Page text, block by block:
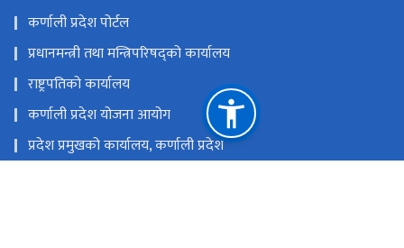
कर्णाली प्रदेश पोर्टल
प्रधानमन्त्री तथा मन्त्रिपरिषद्को कार्यालय
राष्ट्रपतिको कार्यालय
कर्णाली प्रदेश योजना आयोग
प्रदेश प्रमुखको कार्यालय, कर्णाली प्रदेश